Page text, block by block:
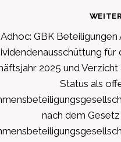
GBK Beteiligungen
für
2025 und Verzicht
Status als
nach dem